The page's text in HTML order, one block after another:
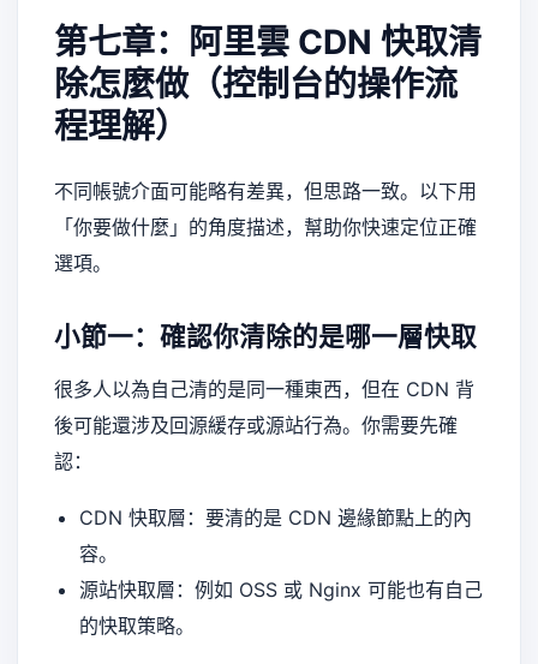
第七章：阿里雲 CDN 快取清
除怎麼做（控制台的操作流
程理解）
不同帳號介面可能略有差異，但思路一致。以下用
「你要做什麼」的角度描述，幫助你快速定位正確
選項。
小節一：確認你清除的是哪一層快取
很多人以為自己清的是同一種東西，但在 CDN 背
後可能還涉及回源緩存或源站行為。你需要先確
認：
CDN 快取層：要清的是 CDN 邊緣節點上的內
容。
源站快取層：例如 OSS 或 Nginx 可能也有自己
的快取策略。